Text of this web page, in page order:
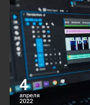
4
апреля
2022